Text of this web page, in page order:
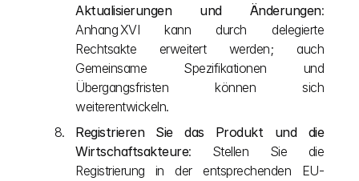
Aktualisierungen und Änderungen:
Anhang XVI kann durch delegierte
Rechtsakte erweitert werden; auch
Gemeinsame Spezifikationen und
Übergangsfristen können sich
weiterentwickeln.
Registrieren Sie das Produkt und die
Wirtschaftsakteure: Stellen Sie die
Registrierung in der entsprechenden EU-